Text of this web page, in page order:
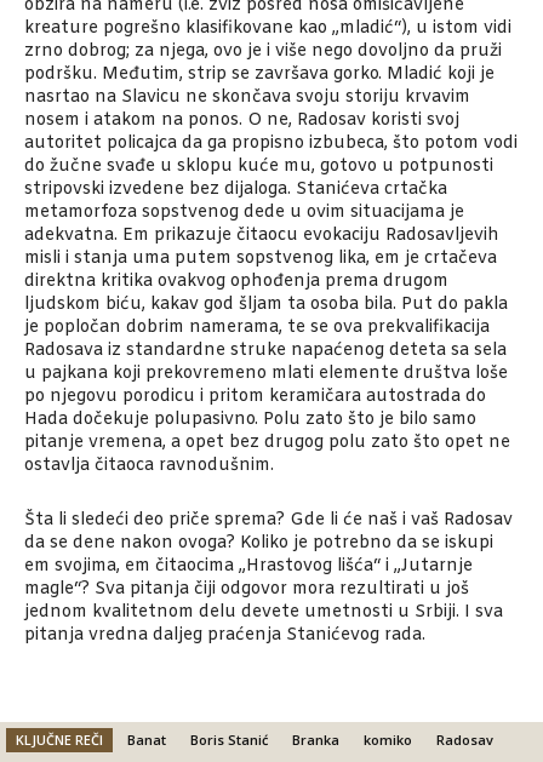
obzira na nameru (i.e. zviz posred nosa omišićavljene
kreature pogrešno klasifikovane kao „mladić“), u istom vidi
zrno dobrog; za njega, ovo je i više nego dovoljno da pruži
podršku. Međutim, strip se završava gorko. Mladić koji je
nasrtao na Slavicu ne skončava svoju storiju krvavim
nosem i atakom na ponos. O ne, Radosav koristi svoj
autoritet policajca da ga propisno izbubeca, što potom vodi
do žučne svađe u sklopu kuće mu, gotovo u potpunosti
stripovski izvedene bez dijaloga. Stanićeva crtačka
metamorfoza sopstvenog dede u ovim situacijama je
adekvatna. Em prikazuje čitaocu evokaciju Radosavljevih
misli i stanja uma putem sopstvenog lika, em je crtačeva
direktna kritika ovakvog ophođenja prema drugom
ljudskom biću, kakav god šljam ta osoba bila. Put do pakla
je popločan dobrim namerama, te se ova prekvalifikacija
Radosava iz standardne struke napaćenog deteta sa sela
u pajkana koji prekovremeno mlati elemente društva loše
po njegovu porodicu i pritom keramičara autostrada do
Hada dočekuje polupasivno. Polu zato što je bilo samo
pitanje vremena, a opet bez drugog polu zato što opet ne
ostavlja čitaoca ravnodušnim.
Šta li sledeći deo priče sprema? Gde li će naš i vaš Radosav
da se dene nakon ovoga? Koliko je potrebno da se iskupi
em svojima, em čitaocima „Hrastovog lišća“ i „Jutarnje
magle“? Sva pitanja čiji odgovor mora rezultirati u još
jednom kvalitetnom delu devete umetnosti u Srbiji. I sva
pitanja vredna daljeg praćenja Stanićevog rada.
KLJUČNE REČI Banat Boris Stanić Branka komiko
Radosav